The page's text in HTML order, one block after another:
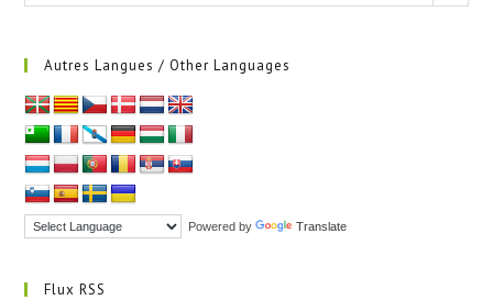
Autres Langues / Other Languages
Powered by Translate
Flux RSS